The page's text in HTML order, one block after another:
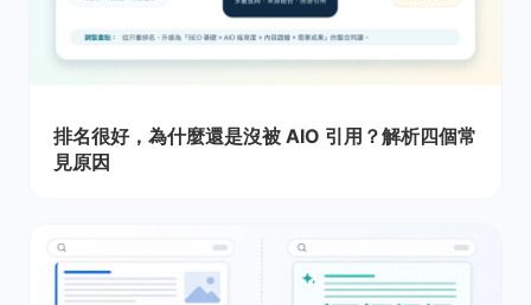
排名很好，為什麼還是沒被 AIO 引用？解析四個常
見原因